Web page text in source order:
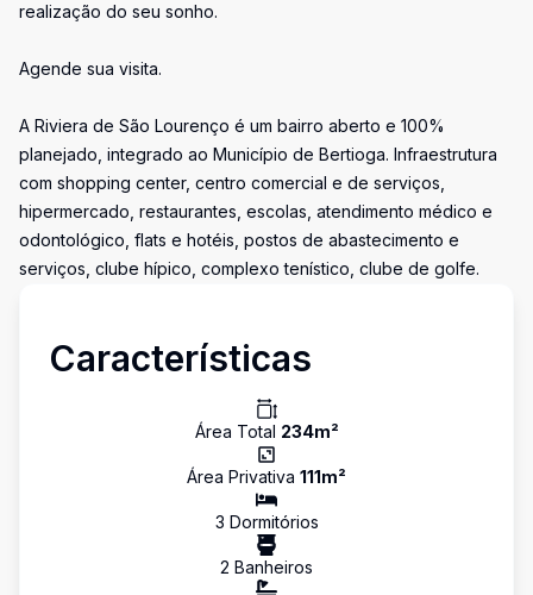
realização do seu sonho.
Agende sua visita.
A Riviera de São Lourenço é um bairro aberto e 100%
planejado, integrado ao Município de Bertioga. Infraestrutura
com shopping center, centro comercial e de serviços,
hipermercado, restaurantes, escolas, atendimento médico e
odontológico, flats e hotéis, postos de abastecimento e
serviços, clube hípico, complexo tenístico, clube de golfe.
Características
Área Total 234m²
Área Privativa 111m²
3 Dormitórios
2 Banheiros